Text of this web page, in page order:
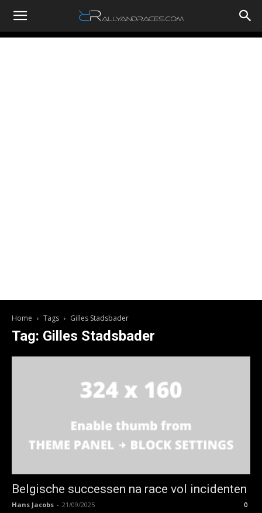
RallyandRaces.com
Home Tags Gilles Stadsbader
Tag: Gilles Stadsbader
Belgische successen na race vol incidenten
Hans Jacobs - 21/09/2025 0